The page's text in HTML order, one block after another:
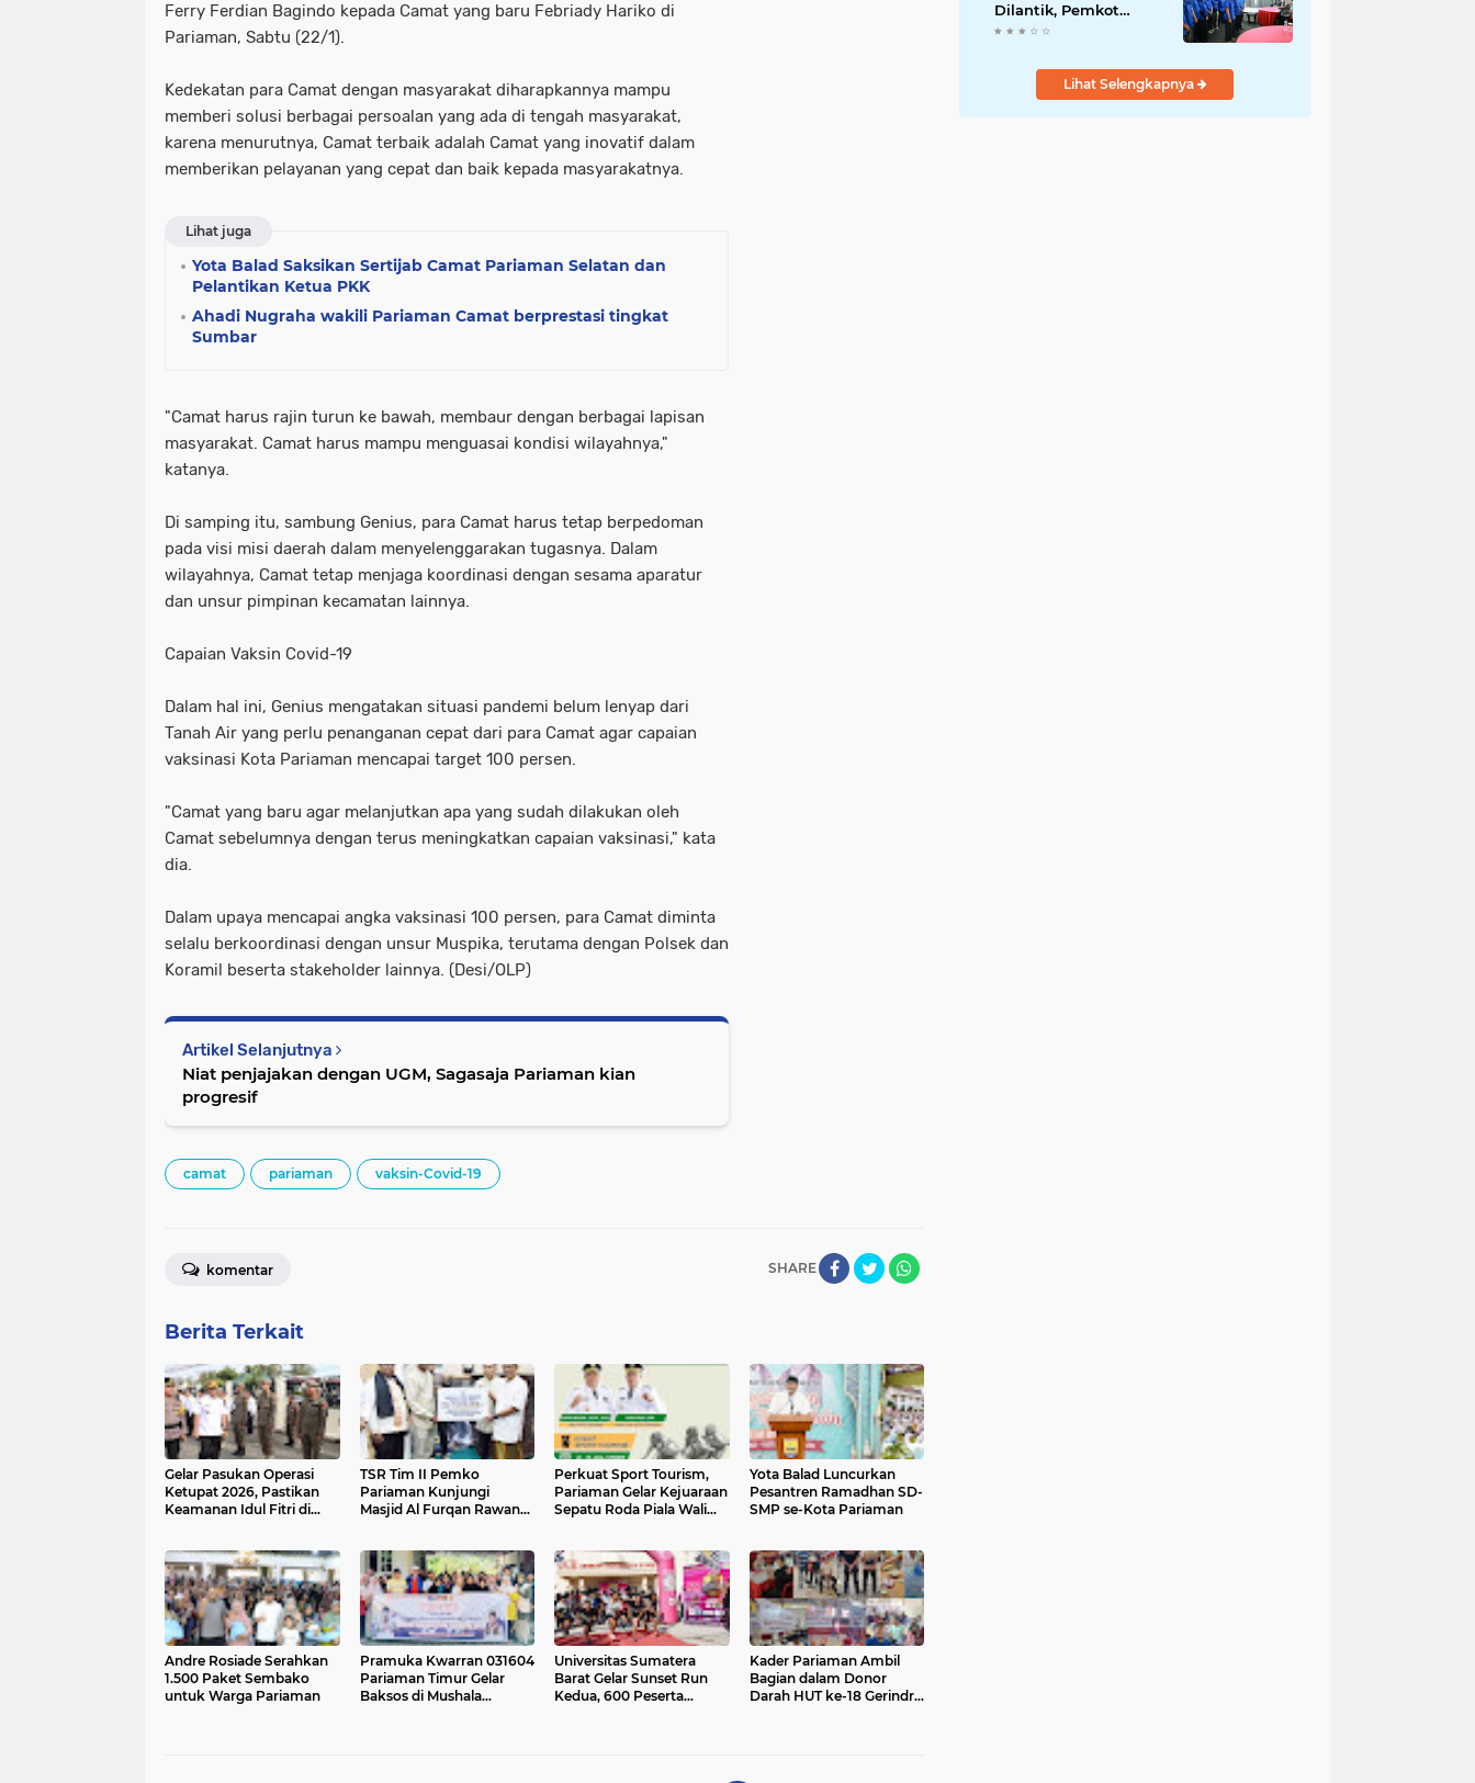
Ferry Ferdian Bagindo kepada Camat yang baru Febriady Hariko di
Pariaman, Sabtu (22/1).
Kedekatan para Camat dengan masyarakat diharapkannya mampu
memberi solusi berbagai persoalan yang ada di tengah masyarakat,
karena menurutnya, Camat terbaik adalah Camat yang inovatif dalam
memberikan pelayanan yang cepat dan baik kepada masyarakatnya.
Lihat juga
Yota Balad Saksikan Sertijab Camat Pariaman Selatan dan
Pelantikan Ketua PKK
Ahadi Nugraha wakili Pariaman Camat berprestasi tingkat
Sumbar
"Camat harus rajin turun ke bawah, membaur dengan berbagai lapisan
masyarakat. Camat harus mampu menguasai kondisi wilayahnya,"
katanya.
Di samping itu, sambung Genius, para Camat harus tetap berpedoman
pada visi misi daerah dalam menyelenggarakan tugasnya. Dalam
wilayahnya, Camat tetap menjaga koordinasi dengan sesama aparatur
dan unsur pimpinan kecamatan lainnya.
Capaian Vaksin Covid-19
Dalam hal ini, Genius mengatakan situasi pandemi belum lenyap dari
Tanah Air yang perlu penanganan cepat dari para Camat agar capaian
vaksinasi Kota Pariaman mencapai target 100 persen.
"Camat yang baru agar melanjutkan apa yang sudah dilakukan oleh
Camat sebelumnya dengan terus meningkatkan capaian vaksinasi," kata
dia.
Dalam upaya mencapai angka vaksinasi 100 persen, para Camat diminta
selalu berkoordinasi dengan unsur Muspika, terutama dengan Polsek dan
Koramil beserta stakeholder lainnya. (Desi/OLP)
Artikel Selanjutnya
Niat penjajakan dengan UGM, Sagasaja Pariaman kian
progresif
camat pariaman vaksin-Covid-19
SHARE
komentar
Berita Terkait
Gelar Pasukan Operasi
Ketupat 2026, Pastikan
Keamanan Idul Fitri di
TSR Tim II Pemko
Pariaman Kunjungi
Masjid Al Furqan Rawang,
Perkuat Sport Tourism,
Pariaman Gelar Kejuaraan
Sepatu Roda Piala Wali
Yota Balad Luncurkan
Pesantren Ramadhan SD-
SMP se-Kota Pariaman
Andre Rosiade Serahkan
1.500 Paket Sembako
untuk Warga Pariaman
Pramuka Kwarran 031604
Pariaman Timur Gelar
Baksos di Mushala
Universitas Sumatera
Barat Gelar Sunset Run
Kedua, 600 Peserta
Kader Pariaman Ambil
Bagian dalam Donor
Darah HUT ke-18 Gerindra
Dilantik, Pemkot
Tekankan Sinergi dan
Lihat Selengkapnya